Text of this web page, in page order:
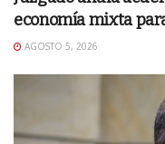
economía mixta
AGOSTO 5, 2026